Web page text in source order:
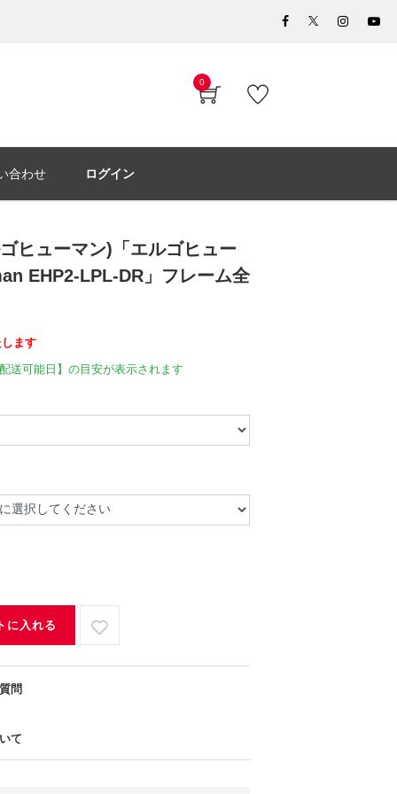
0
合わせ ログイン
ヒューマン)「エルゴヒュー
EHP2-LPL-DR」フレーム全
ます
送可能日】の目安が表示されます
に入れる
問
て